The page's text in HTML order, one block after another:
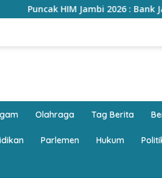
Jambi 2026 : Bank Jambi
Olahraga Tag Berita
Parlemen Hukum